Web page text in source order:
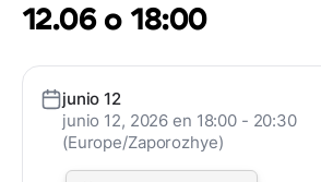
12.06 о 18:00
junio 12
junio 12, 2026 en 18:00 - 20:30
(Europe/Zaporozhye)